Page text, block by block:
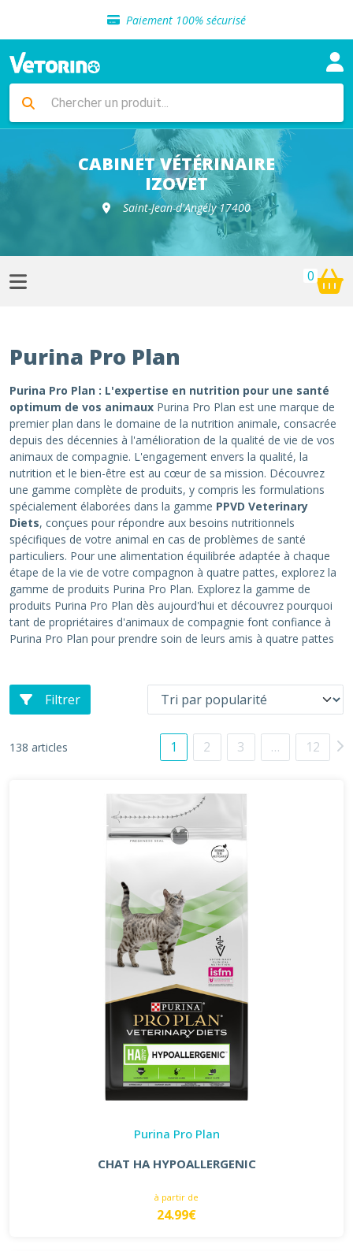
Paiement 100% sécurisé
Livraison gratuite en clinique vétérinaire
Sélection de croquettes vétérinaire
Livraison gratuite en clinique vétérinaire
Retour gratuit en clinique
Sélection de croquettes vétérinaire
CABINET VÉTÉRINAIRE
IZOVET
Saint-Jean-d'Angély 17400
0
Purina Pro Plan
Purina Pro Plan : L'expertise en nutrition pour une santé
optimum de vos animaux Purina Pro Plan est une marque de
premier plan dans le domaine de la nutrition animale, consacrée
depuis des décennies à l'amélioration de la qualité de vie de vos
animaux de compagnie. L'engagement envers la qualité, la
nutrition et le bien-être est au cœur de sa mission. Découvrez
une gamme complète de produits, y compris les formulations
spécialement élaborées dans la gamme PPVD Veterinary
Diets, conçues pour répondre aux besoins nutritionnels
spécifiques de votre animal en cas de problèmes de santé
particuliers. Pour une alimentation équilibrée adaptée à chaque
étape de la vie de votre compagnon à quatre pattes, explorez la
gamme de produits Purina Pro Plan. Explorez la gamme de
produits Purina Pro Plan dès aujourd'hui et découvrez pourquoi
tant de propriétaires d'animaux de compagnie font confiance à
Purina Pro Plan pour prendre soin de leurs amis à quatre pattes
Filtrer
138 articles 1 2 3 … 12
Purina Pro Plan
CHAT HA HYPOALLERGENIC
à partir de
24.99€